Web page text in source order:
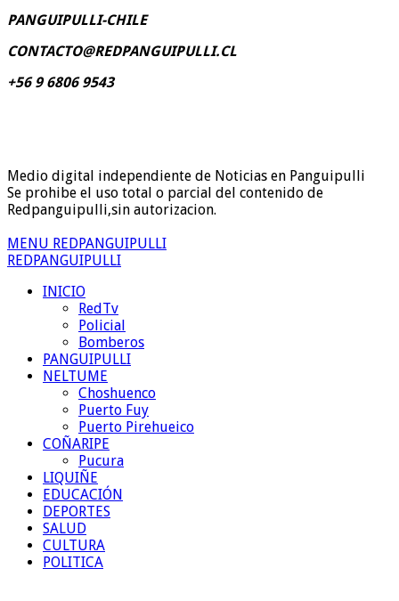
PANGUIPULLI-CHILE
CONTACTO@REDPANGUIPULLI.CL
+56 9 6806 9543
Medio digital independiente de Noticias en Panguipulli
Se prohibe el uso total o parcial del contenido de
Redpanguipulli,sin autorizacion.
MENU REDPANGUIPULLI
REDPANGUIPULLI
INICIO
RedTv
Policial
Bomberos
PANGUIPULLI
NELTUME
Choshuenco
Puerto Fuy
Puerto Pirehueico
COÑARIPE
Pucura
LIQUIÑE
EDUCACIÓN
DEPORTES
SALUD
CULTURA
POLITICA